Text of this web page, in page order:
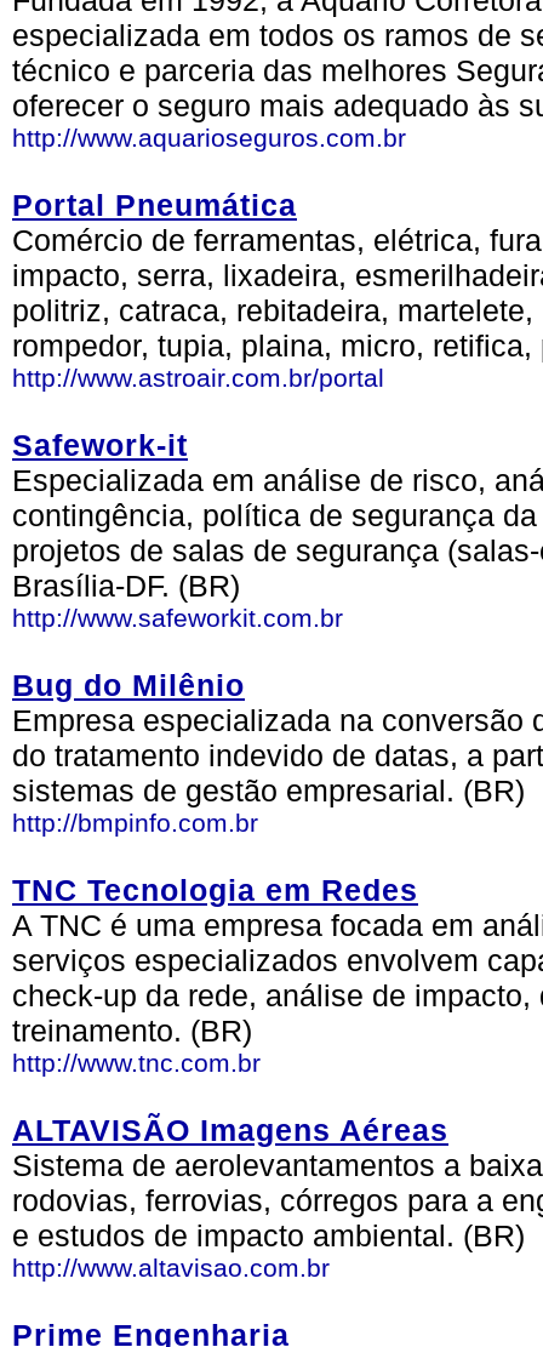
especializada em todos os ramos de
técnico e parceria das melhores
oferecer o seguro mais adequado às
http://www.aquarioseguros.com.br
Portal Pneumática
Comércio de ferramentas, elétrica,
impacto, serra, lixadeira,
politriz, catraca, rebitadeira,
rompedor, tupia, plaina, micro,
http://www.astroair.com.br/portal
Safework-it
Especializada em análise de risco,
contingência, política de segurança
projetos de salas de segurança
Brasília-DF. (BR)
http://www.safeworkit.com.br
Bug do Milênio
Empresa especializada na conversão
do tratamento indevido de datas, a
sistemas de gestão empresarial. (BR)
http://bmpinfo.com.br
TNC Tecnologia em Redes
A TNC é uma empresa focada em
serviços especializados envolvem
check-up da rede, análise de
treinamento. (BR)
http://www.tnc.com.br
ALTAVISÃO Imagens Aéreas
Sistema de aerolevantamentos a
rodovias, ferrovias, córregos para a
e estudos de impacto ambiental. (BR)
http://www.altavisao.com.br
Prime Engenharia